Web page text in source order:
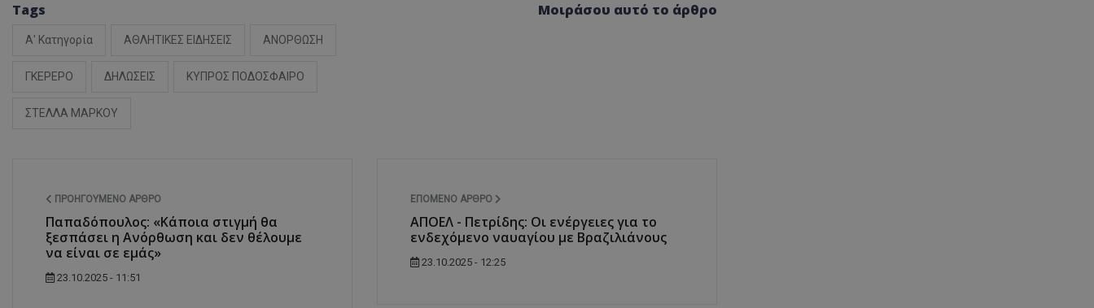
Tags
Α' Κατηγορία ΑΘΛΗΤΙΚΕΣ ΕΙΔΗΣΕΙΣ ΑΝΟΡΘΩΣΗ
ΓΚΕΡΕΡΟ ΔΗΛΩΣΕΙΣ ΚΥΠΡΟΣ ΠΟΔΟΣΦΑΙΡΟ
ΣΤΕΛΛΑ ΜΑΡΚΟΥ
Μοιράσου αυτό το άρθρο
ΠΡΟΗΓΟΎΜΕΝΟ ΆΡΘΡΟ
Παπαδόπουλος: «Κάποια στιγμή θα
ξεσπάσει η Ανόρθωση και δεν θέλουμε
να είναι σε εμάς»
23.10.2025 - 11:51
ΕΠΌΜΕΝΟ ΆΡΘΡΟ
ΑΠΟΕΛ - Πετρίδης: Οι ενέργειες για το
ενδεχόμενο ναυαγίου με Βραζιλιάνους
23.10.2025 - 12:25